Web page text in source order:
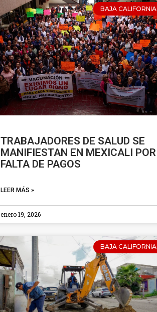
BAJA CALIFORNIA
TRABAJADORES DE SALUD SE
MANIFIESTAN EN MEXICALI POR
FALTA DE PAGOS
LEER MÁS »
enero 19, 2026
BAJA CALIFORNIA